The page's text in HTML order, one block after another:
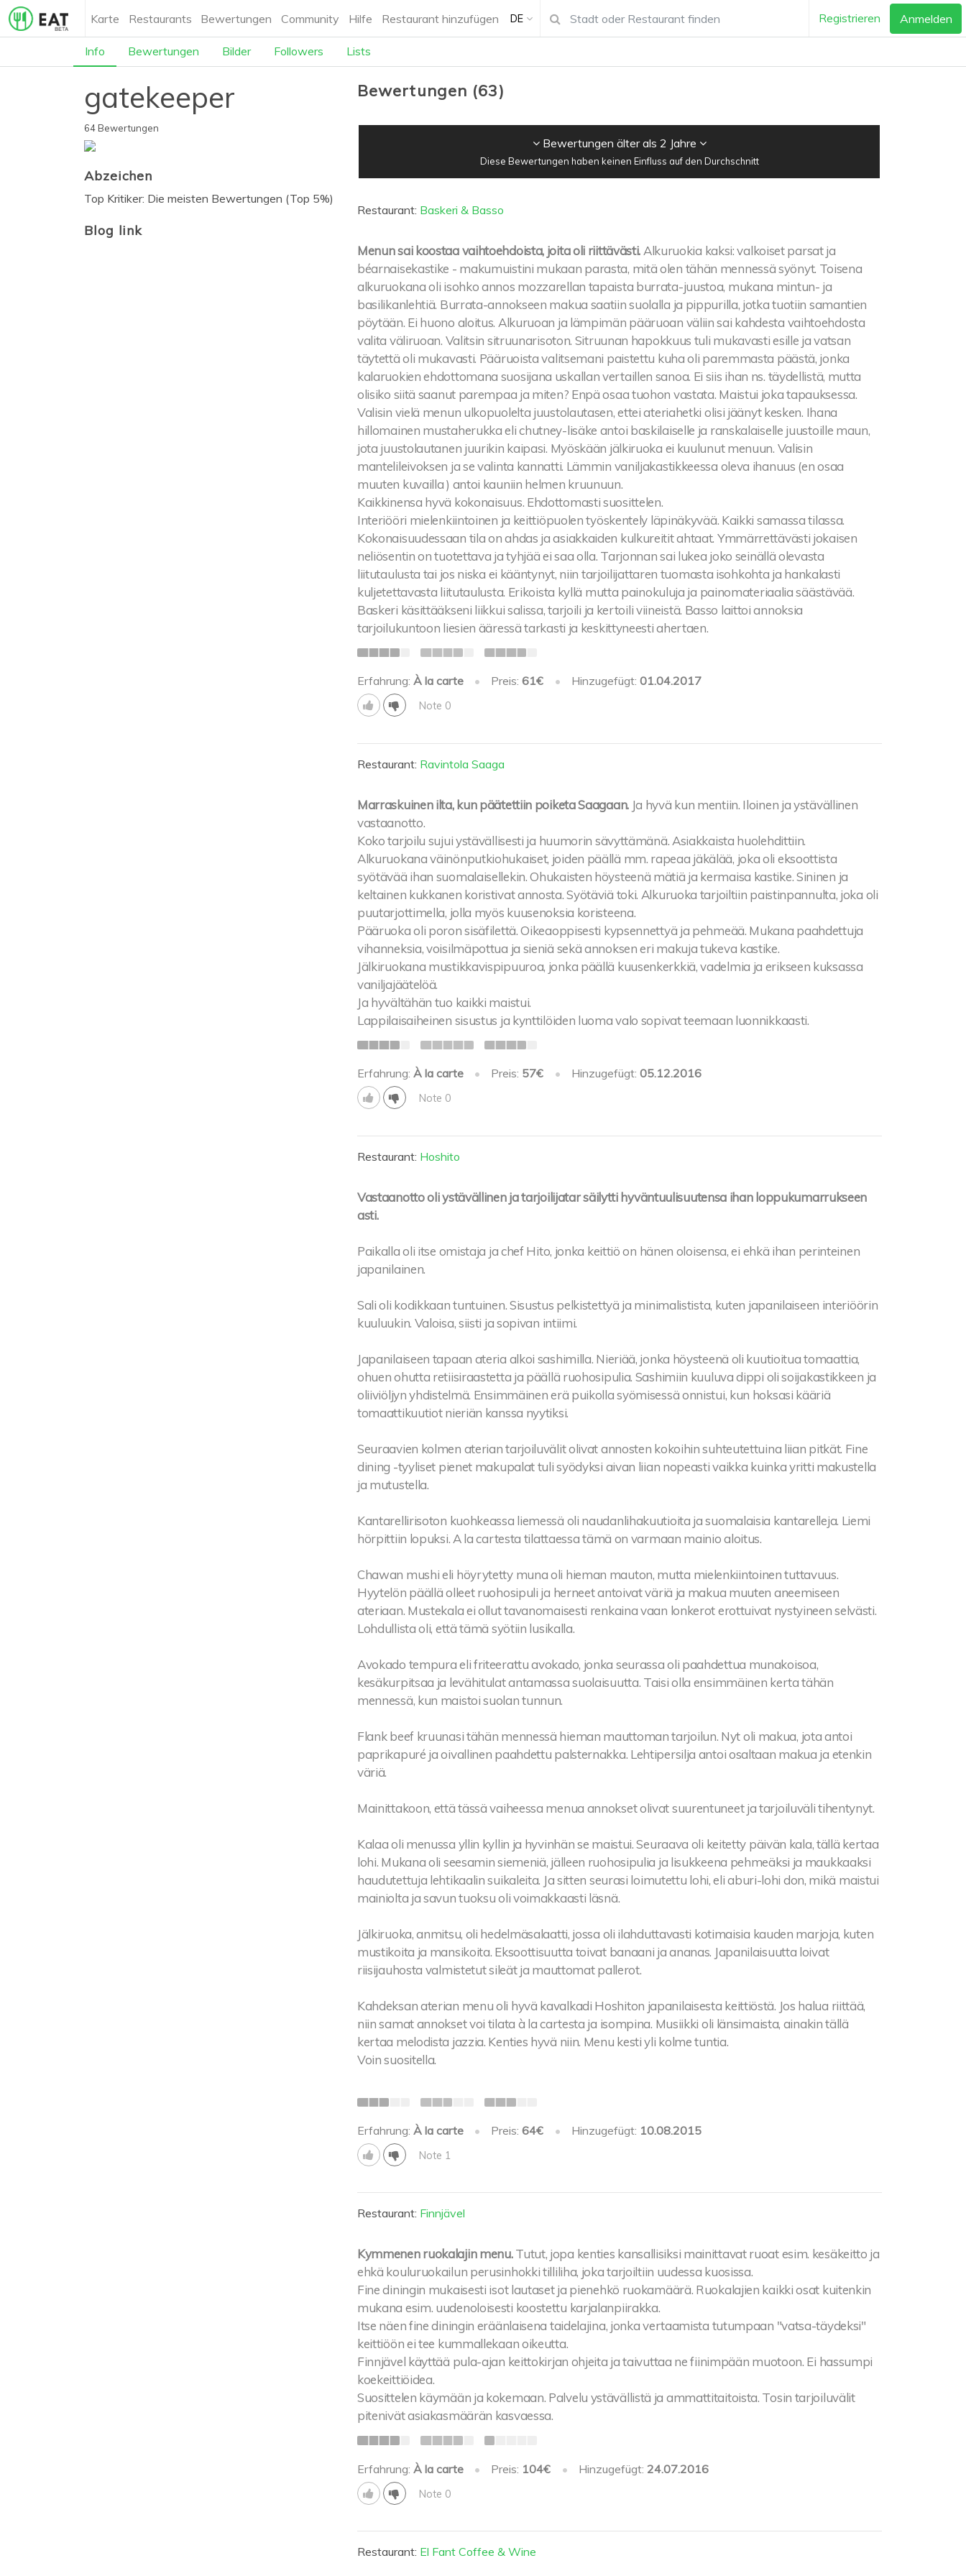
Karte Restaurants Bewertungen Community Hilfe Restaurant hinzufügen DE Registrieren Anmelden
Info Bewertungen Bilder Followers Lists
gatekeeper
64 Bewertungen
Abzeichen
Top Kritiker: Die meisten Bewertungen (Top 5%)
Blog link
Bewertungen (63)
Bewertungen älter als 2 Jahre
Diese Bewertungen haben keinen Einfluss auf den Durchschnitt
Restaurant: Baskeri & Basso
Menun sai koostaa vaihtoehdoista, joita oli riittävästi. Alkuruokia kaksi: valkoiset parsat ja
béarnaisekastike - makumuistini mukaan parasta, mitä olen tähän mennessä syönyt. Toisena
alkuruokana oli isohko annos mozzarellan tapaista burrata-juustoa, mukana mintun- ja
basilikanlehtiä. Burrata-annokseen makua saatiin suolalla ja pippurilla, jotka tuotiin samantien
pöytään. Ei huono aloitus. Alkuruoan ja lämpimän pääruoan väliin sai kahdesta vaihtoehdosta
valita väliruoan. Valitsin sitruunarisoton. Sitruunan hapokkuus tuli mukavasti esille ja vatsan
täytettä oli mukavasti. Pääruoista valitsemani paistettu kuha oli paremmasta päästä, jonka
kalaruokien ehdottomana suosijana uskallan vertaillen sanoa. Ei siis ihan ns. täydellistä, mutta
olisiko siitä saanut parempaa ja miten? Enpä osaa tuohon vastata. Maistui joka tapauksessa.
Valisin vielä menun ulkopuolelta juustolautasen, ettei ateriahetki olisi jäänyt kesken. Ihana
hillomainen mustaherukka eli chutney-lisäke antoi baskilaiselle ja ranskalaiselle juustoille maun,
jota juustolautanen juurikin kaipasi. Myöskään jälkiruoka ei kuulunut menuun. Valisin
mantelileivoksen ja se valinta kannatti. Lämmin vaniljakastikkeessa oleva ihanuus (en osaa
muuten kuvailla ) antoi kauniin helmen kruunuun.
Kaikkinensa hyvä kokonaisuus. Ehdottomasti suosittelen.
Interiööri mielenkiintoinen ja keittiöpuolen työskentely läpinäkyvää. Kaikki samassa tilassa.
Kokonaisuudessaan tila on ahdas ja asiakkaiden kulkureitit ahtaat. Ymmärrettävästi jokaisen
neliösentin on tuotettava ja tyhjää ei saa olla. Tarjonnan sai lukea joko seinällä olevasta
liitutaulusta tai jos niska ei kääntynyt, niin tarjoilijattaren tuomasta isohkohta ja hankalasti
kuljetettavasta liitutaulusta. Erikoista kyllä mutta painokuluja ja painomateriaalia säästävää.
Baskeri käsittääkseni liikkui salissa, tarjoili ja kertoili viineistä. Basso laittoi annoksia
tarjoilukuntoon liesien ääressä tarkasti ja keskittyneesti ahertaen.
Erfahrung: À la carte • Preis:61€ • Hinzugefügt: 01.04.2017
Note 0
Restaurant: Ravintola Saaga
Marraskuinen ilta, kun päätettiin poiketa Saagaan. Ja hyvä kun mentiin. Iloinen ja ystävällinen
vastaanotto.
Koko tarjoilu sujui ystävällisesti ja huumorin sävyttämänä. Asiakkaista huolehdittiin.
Alkuruokana väinönputkiohukaiset, joiden päällä mm. rapeaa jäkälää, joka oli eksoottista
syötävää ihan suomalaisellekin. Ohukaisten höysteenä mätiä ja kermaisa kastike. Sininen ja
keltainen kukkanen koristivat annosta. Syötäviä toki. Alkuruoka tarjoiltiin paistinpannulta, joka oli
puutarjottimella, jolla myös kuusenoksia koristeena.
Pääruoka oli poron sisäfilettä. Oikeaoppisesti kypsennettyä ja pehmeää. Mukana paahdettuja
vihanneksia, voisilmäpottua ja sieniä sekä annoksen eri makuja tukeva kastike.
Jälkiruokana mustikkavispipuuroa, jonka päällä kuusenkerkkiä, vadelmia ja erikseen kuksassa
vaniljajäätelöä.
Ja hyvältähän tuo kaikki maistui.
Lappilaisaiheinen sisustus ja kynttilöiden luoma valo sopivat teemaan luonnikkaasti.
Erfahrung: À la carte • Preis: 57€ • Hinzugefügt: 05.12.2016
Note 0
Restaurant: Hoshito
Vastaanotto oli ystävällinen ja tarjoilijatar säilytti hyväntuulisuutensa ihan loppukumarrukseen
asti.
Paikalla oli itse omistaja ja chef Hito, jonka keittiö on hänen oloisensa, ei ehkä ihan perinteinen
japanilainen.
Sali oli kodikkaan tuntuinen. Sisustus pelkistettyä ja minimalistista, kuten japanilaiseen interiöörin
kuuluukin. Valoisa, siisti ja sopivan intiimi.
Japanilaiseen tapaan ateria alkoi sashimilla. Nieriää, jonka höysteenä oli kuutioitua tomaattia,
ohuen ohutta retiisiraastetta ja päällä ruohosipulia. Sashimiin kuuluva dippi oli soijakastikkeen ja
oliiviöljyn yhdistelmä. Ensimmäinen erä puikolla syömisessä onnistui, kun hoksasi kääriä
tomaattikuutiot nieriän kanssa nyytiksi.
Seuraavien kolmen aterian tarjoiluvälit olivat annosten kokoihin suhteutettuina liian pitkät. Fine
dining -tyyliset pienet makupalat tuli syödyksi aivan liian nopeasti vaikka kuinka yritti makustella
ja mutustella.
Kantarellirisoton kuohkeassa liemessä oli naudanlihakuutioita ja suomalaisia kantarelleja. Liemi
hörpittiin lopuksi. A la cartesta tilattaessa tämä on varmaan mainio aloitus.
Chawan mushi eli höyrytetty muna oli hieman mauton, mutta mielenkiintoinen tuttavuus.
Hyytelön päällä olleet ruohosipuli ja herneet antoivat väriä ja makua muuten aneemiseen
ateriaan. Mustekala ei ollut tavanomaisesti renkaina vaan lonkerot erottuivat nystyineen selvästi.
Lohdullista oli, että tämä syötiin lusikalla.
Avokado tempura eli friteerattu avokado, jonka seurassa oli paahdettua munakoisoa,
kesäkurpitsaa ja levähitulat antamassa suolaisuutta. Taisi olla ensimmäinen kerta tähän
mennessä, kun maistoi suolan tunnun.
Flank beef kruunasi tähän mennessä hieman mauttoman tarjoilun. Nyt oli makua, jota antoi
paprikapuré ja oivallinen paahdettu palsternakka. Lehtipersilja antoi osaltaan makua ja etenkin
väriä.
Mainittakoon, että tässä vaiheessa menua annokset olivat suurentuneet ja tarjoiluväli tihentynyt.
Kalaa oli menussa yllin kyllin ja hyvinhän se maistui. Seuraava oli keitetty päivän kala, tällä kertaa
lohi. Mukana oli seesamin siemeniä, jälleen ruohosipulia ja lisukkeena pehmeäksi ja maukkaaksi
haudutettuja lehtikaalin suikaleita. Ja sitten seurasi loimutettu lohi, eli aburi-lohi don, mikä maistui
mainiolta ja savun tuoksu oli voimakkaasti läsnä.
Jälkiruoka, anmitsu, oli hedelmäsalaatti, jossa oli ilahduttavasti kotimaisia kauden marjoja, kuten
mustikoita ja mansikoita. Eksoottisuutta toivat banaani ja ananas. Japanilaisuutta loivat
riisijauhosta valmistetut sileät ja mauttomat pallerot.
Kahdeksan aterian menu oli hyvä kavalkadi Hoshiton japanilaisesta keittiöstä. Jos halua riittää,
niin samat annokset voi tilata à la cartesta ja isompina. Musiikki oli länsimaista, ainakin tällä
kertaa melodista jazzia. Kenties hyvä niin. Menu kesti yli kolme tuntia.
Voin suositella.
Erfahrung: À la carte • Preis:64€ • Hinzugefügt: 10.08.2015
Note 1
Restaurant: Finnjävel
Kymmenen ruokalajin menu. Tutut, jopa kenties kansallisiksi mainittavat ruoat esim. kesäkeitto ja
ehkä kouluruokailun perusinhokki tilliliha, joka tarjoiltiin uudessa kuosissa.
Fine diningin mukaisesti isot lautaset ja pienehkö ruokamäärä. Ruokalajien kaikki osat kuitenkin
mukana esim. uudenoloisesti koostettu karjalanpiirakka.
Itse näen fine diningin eräänlaisena taidelajina, jonka vertaamista tutumpaan "vatsa-täydeksi"
keittiöön ei tee kummallekaan oikeutta.
Finnjävel käyttää pula-ajan keittokirjan ohjeita ja taivuttaa ne fiinimpään muotoon. Ei hassumpi
koekeittiöidea.
Suosittelen käymään ja kokemaan. Palvelu ystävällistä ja ammattitaitoista. Tosin tarjoiluvälit
pitenivät asiakasmäärän kasvaessa.
Erfahrung: À la carte • Preis: 104€ • Hinzugefügt: 24.07.2016
Note 0
Restaurant: El Fant Coffee & Wine